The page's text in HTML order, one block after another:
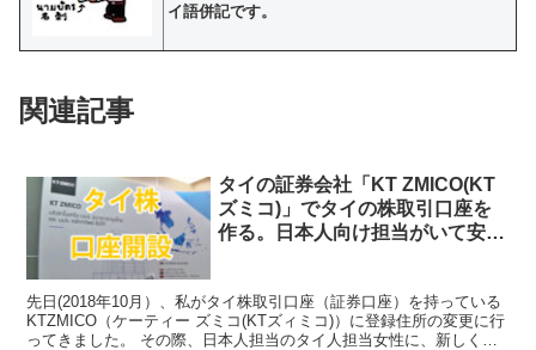
イ語併記です。
関連記事
タイの証券会社「KT ZMICO(KT
ズミコ)」でタイの株取引口座を
作る。日本人向け担当がいて安
先日(2018年10月）、私がタイ株取引口座（証券口座）を持っている
KTZMICO（ケーティー ズミコ(KTズィミコ)）に登録住所の変更に行
ってきました。 その際、日本人担当のタイ人担当女性に、新しく口